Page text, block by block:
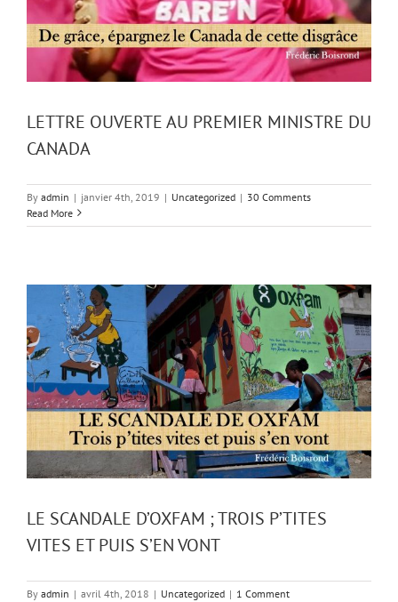
LETTRE OUVERTE AU PREMIER MINISTRE DU
CANADA
By admin | janvier 4th, 2019 | Uncategorized | 30 Comments
Read More
LE SCANDALE D’OXFAM ; TROIS P’TITES
VITES ET PUIS S’EN VONT
By admin | avril 4th, 2018 | Uncategorized | 1 Comment